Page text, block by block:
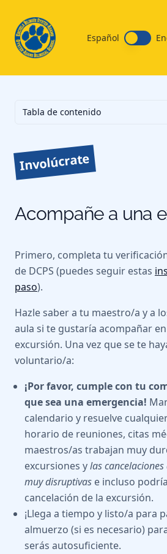
Español
Tabla de contenido
Involúcrate
Acompañe a una
Primero, completa tu
de DCPS (puedes seguir estas
paso).
Hazle saber a tu maestro/a y a
aula si te gustaría acompañar
excursión. Una vez que se te
voluntario/a:
¡Por favor, cumple con tu
que sea una emergencia!
calendario y resuelve
horario de reuniones, citas
maestros/as trabajan muy
excursiones ylas
muy disruptivas e incluso
cancelación de la excursión.
¡Llega a tiempo y listo/a para
almuerzo (si es necesario)
serás autosuficiente.